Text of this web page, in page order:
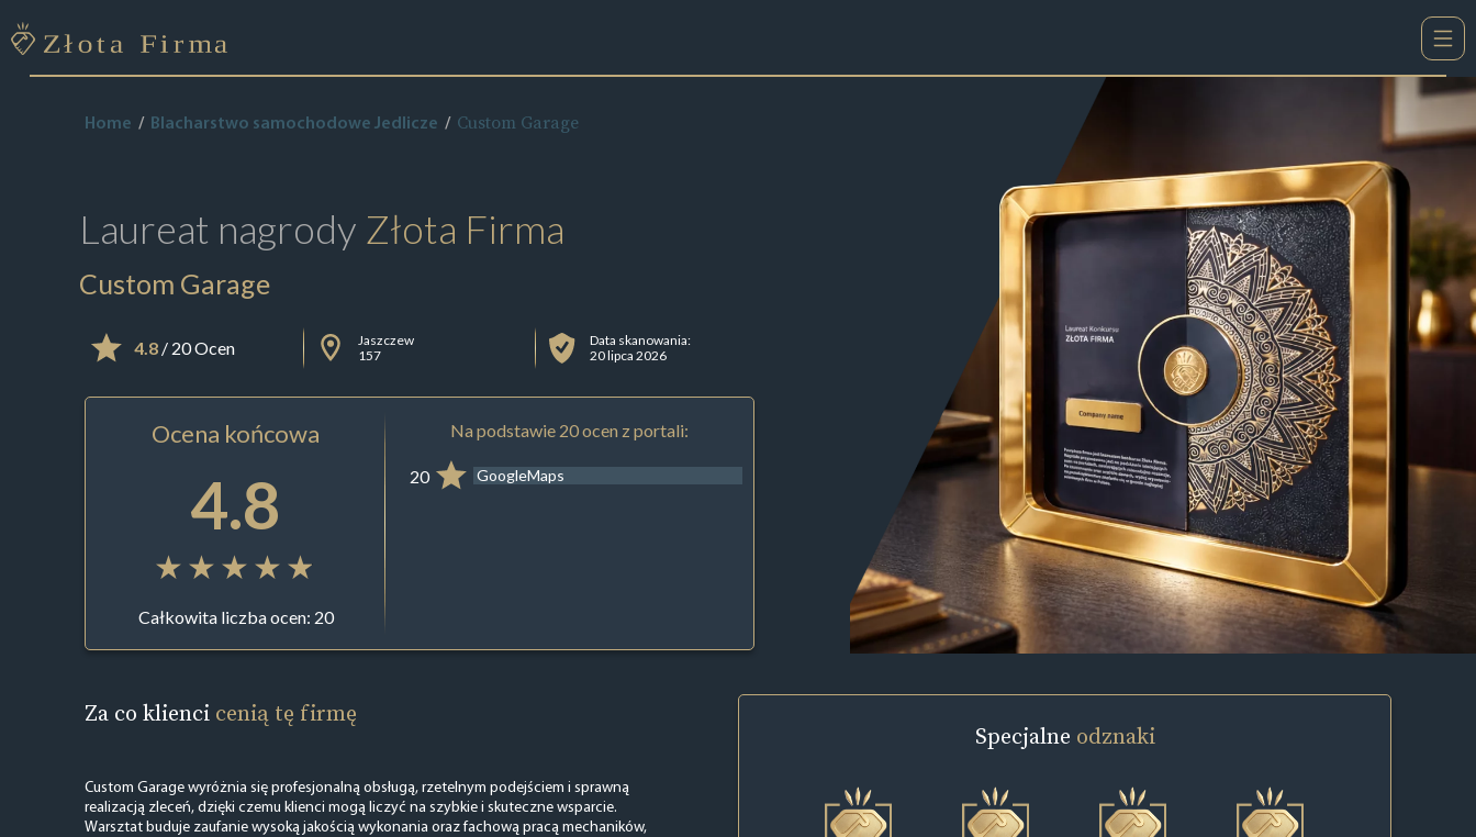
Home Blacharstwo samochodowe Jedlicze Custom Garage
Laureat nagrody Złota Firma
Custom Garage
4.8/ 20 Ocen
Jaszczew
157
Data skanowania:
20 lipca 2026
Ocena końcowa
4.8
Całkowita liczba ocen: 20
Na podstawie 20 ocen z portali:
20 GoogleMaps
Za co klienci cenią tę firmę
Custom Garage wyróżnia się profesjonalną obsługą, rzetelnym podejściem i sprawną
realizacją zleceń, dzięki czemu klienci mogą liczyć na szybkie i skuteczne wsparcie.
Warsztat buduje zaufanie wysoką jakością wykonania oraz fachową pracą mechaników,
Specjalne odznaki